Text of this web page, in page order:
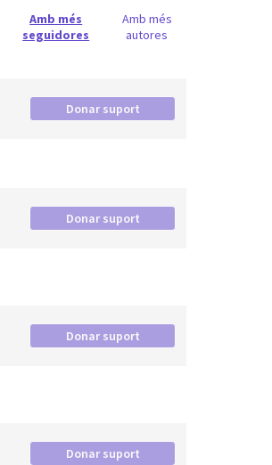
Amb més
seguidores
Amb més
autores
Donar suport
Donar suport
Donar suport
Donar suport